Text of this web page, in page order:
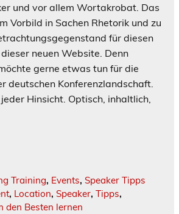
und vor allem Wortakrobat. Das
Vorbild in Sachen Rhetorik und zu
für diesen
neuen Website. Denn
gerne etwas tun für die
deutschen Konferenzlandschaft.
Hinsicht. Optisch, inhaltlich,
Training, Events, Speaker Tipps
, Location, Speaker, Tipps,
den Besten lernen